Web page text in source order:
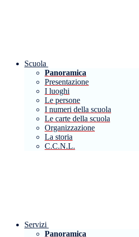
Scuola
Panoramica
Presentazione
I luoghi
Le persone
I numeri della scuola
Le carte della scuola
Organizzazione
La storia
C.C.N.L.
Servizi
Panoramica